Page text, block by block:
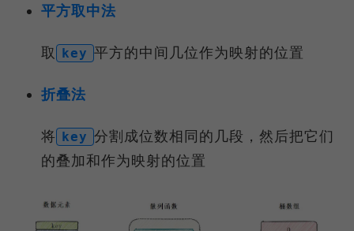
平方取中法
取 key 平方的中间几位作为映射的位置
折叠法
将 key 分割成位数相同的几段，然后把它们
的叠加和作为映射的位置